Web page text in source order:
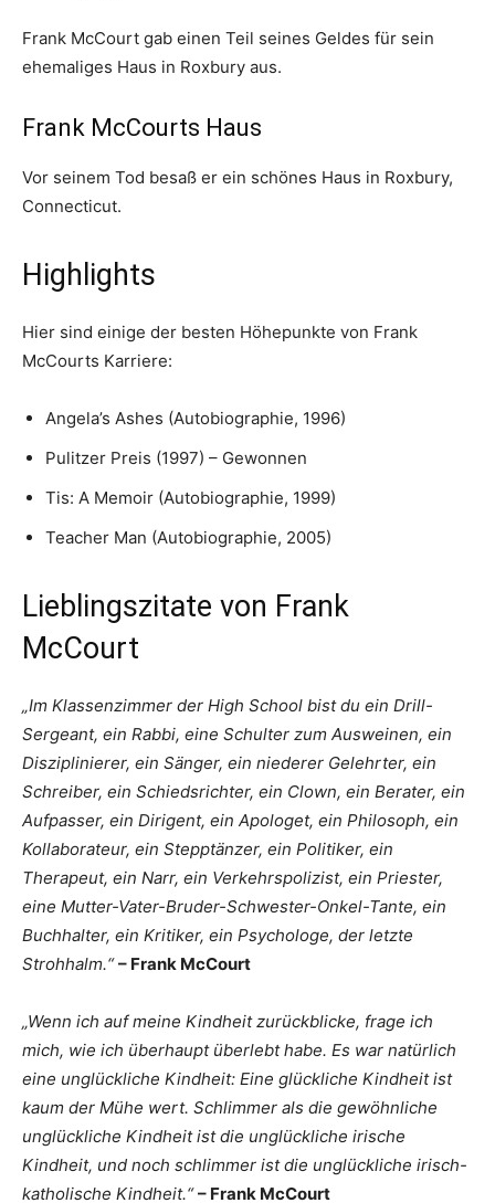
Frank McCourt gab einen Teil seines Geldes für sein
ehemaliges Haus in Roxbury aus.
Frank McCourts Haus
Vor seinem Tod besaß er ein schönes Haus in Roxbury,
Connecticut.
Highlights
Hier sind einige der besten Höhepunkte von Frank
McCourts Karriere:
Angela’s Ashes (Autobiographie, 1996)
Pulitzer Preis (1997) – Gewonnen
Tis: A Memoir (Autobiographie, 1999)
Teacher Man (Autobiographie, 2005)
Lieblingszitate von Frank
McCourt
„Im Klassenzimmer der High School bist du ein Drill-
Sergeant, ein Rabbi, eine Schulter zum Ausweinen, ein
Disziplinierer, ein Sänger, ein niederer Gelehrter, ein
Schreiber, ein Schiedsrichter, ein Clown, ein Berater, ein
Aufpasser, ein Dirigent, ein Apologet, ein Philosoph, ein
Kollaborateur, ein Stepptänzer, ein Politiker, ein
Therapeut, ein Narr, ein Verkehrspolizist, ein Priester,
eine Mutter-Vater-Bruder-Schwester-Onkel-Tante, ein
Buchhalter, ein Kritiker, ein Psychologe, der letzte
Strohhalm.“– Frank McCourt
„Wenn ich auf meine Kindheit zurückblicke, frage ich
mich, wie ich überhaupt überlebt habe. Es war natürlich
eine unglückliche Kindheit: Eine glückliche Kindheit ist
kaum der Mühe wert. Schlimmer als die gewöhnliche
unglückliche Kindheit ist die unglückliche irische
Kindheit, und noch schlimmer ist die unglückliche irisch-
katholische Kindheit.“– Frank McCourt